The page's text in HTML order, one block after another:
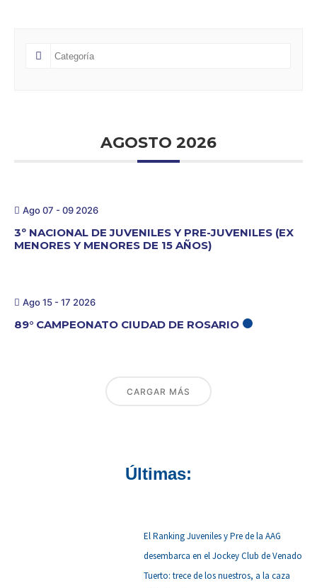
AGOSTO 2026
Ago 07 - 09 2026
3º NACIONAL DE JUVENILES Y PRE-JUVENILES (EX
MENORES Y MENORES DE 15 AÑOS)
Ago 15 - 17 2026
89° CAMPEONATO CIUDAD DE ROSARIO
CARGAR MÁS
Últimas:
El Ranking Juveniles y Pre de la AAG
desembarca en el Jockey Club de Venado
Tuerto: trece de los nuestros, a la caza